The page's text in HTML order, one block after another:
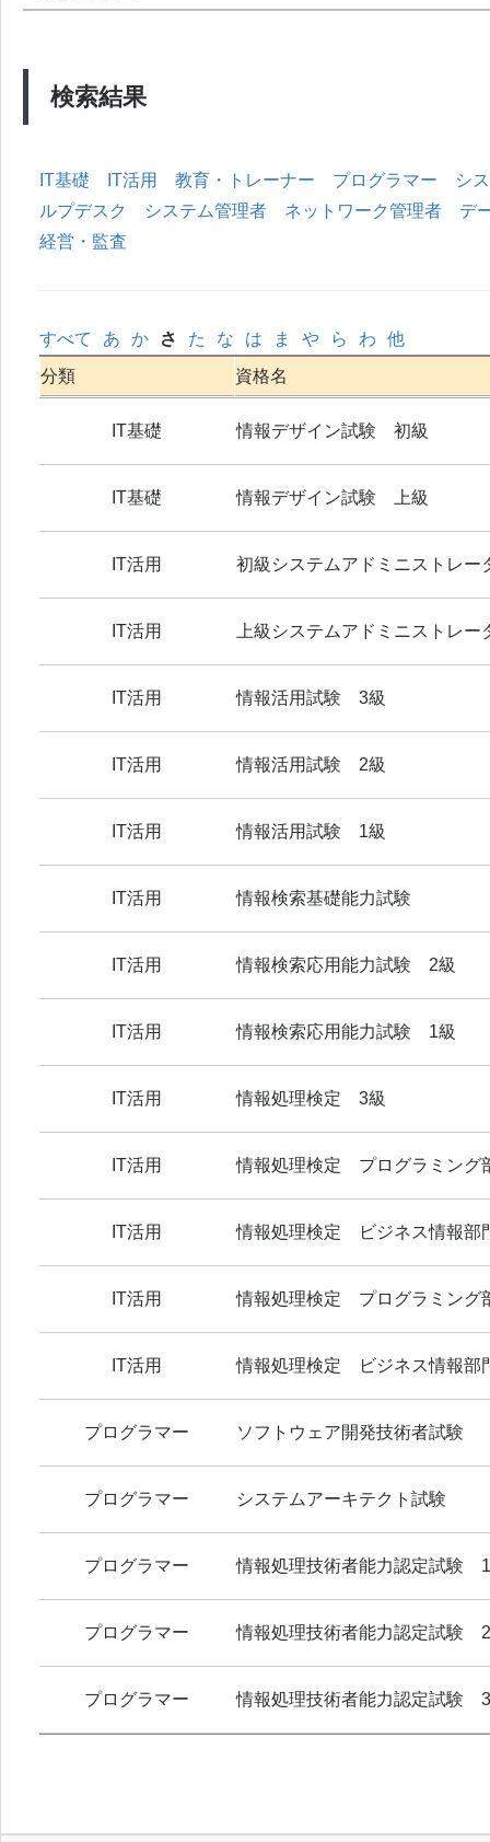
検索結果
IT基礎 IT活用 教育・トレーナー プログラマー
シ
ルプデスク
システム管理者 ネットワーク管理者
デ
経営・監査
すべて あ か さ た な は ま や ら わ
他
分類
資格名
IT基礎 情報デザイン試験 初級
IT基礎 情報デザイン試験 上級
IT活用 初級システムアドミニストレー
IT活用 上級システムアドミニストレー
IT活用 情報活用試験 3級
IT活用 情報活用試験 2級
IT活用 情報活用試験 1級
IT活用 情報検索基礎能力試験
IT活用 情報検索応用能力試験 2級
IT活用 情報検索応用能力試験 1級
IT活用 情報処理検定 3級
IT活用 情報処理検定 プログラミン
IT活用 情報処理検定 ビジネス情報
IT活用 情報処理検定 プログラミン
IT活用 情報処理検定 ビジネス情報
プログラマー ソフトウェア開発技術者試験
プログラマー システムアーキテクト試験
プログラマー 情報処理技術者能力認定試験
プログラマー 情報処理技術者能力認定試験
プログラマー 情報処理技術者能力認定試験